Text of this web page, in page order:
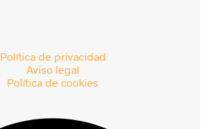
Política de privacidad
Aviso legal
Política de cookies